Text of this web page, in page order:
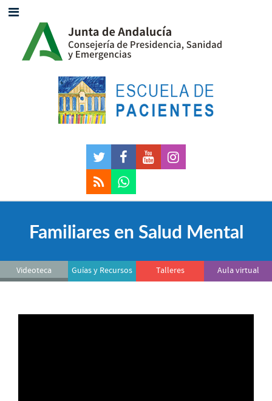
Familiares en Salud Mental
Videoteca Guías y Recursos Talleres Aula virtual